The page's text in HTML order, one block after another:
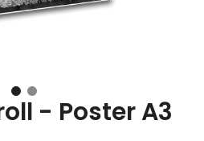
- Poster A3